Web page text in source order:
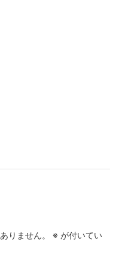
りません。 ※ が付いてい